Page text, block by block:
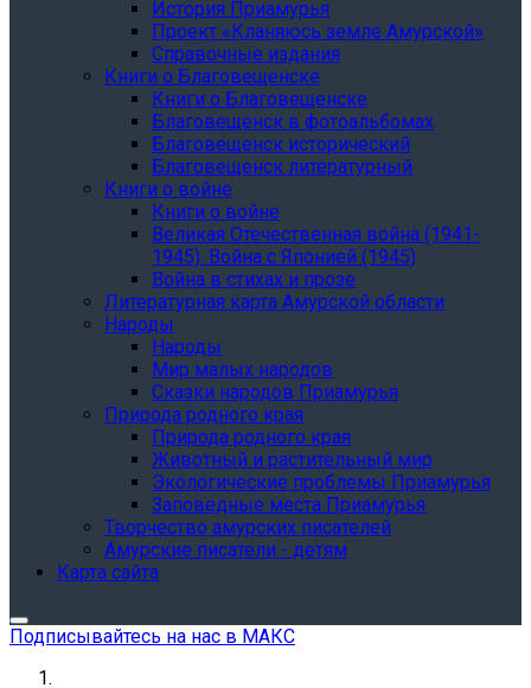
История Приамурья
Проект «Кланяюсь земле Амурской»
Справочные издания
Книги о Благовещенске
Книги о Благовещенске
Благовещенск в фотоальбомах
Благовещенск исторический
Благовещенск литературный
Книги о войне
Книги о войне
Великая Отечественная война (1941-
1945). Война с Японией (1945)
Война в стихах и прозе
Литературная карта Амурской области
Народы
Народы
Мир малых народов
Сказки народов Приамурья
Природа родного края
Природа родного края
Животный и растительный мир
Экологические проблемы Приамурья
Заповедные места Приамурья
Творчество амурских писателей
Амурские писатели - детям
Карта сайта
Подписывайтесь на нас в МАКС